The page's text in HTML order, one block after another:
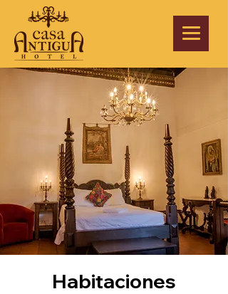
Habitaciones